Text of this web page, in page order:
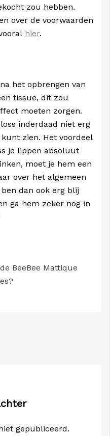
zou hebben.
over de voorwaarden
hier.
het opbrengen van
tissue, dit zou
moeten zorgen.
inderdaad niet erg
zien. Het voordeel
je lippen absoluut
moet je hem een
over het algemeen
dan ook erg blij
ga hem zeker nog in
BeeBee Mattique
gepubliceerd.